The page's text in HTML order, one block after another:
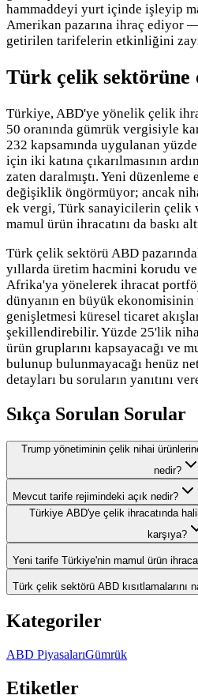
hammaddeyi yurt içinde işleyip
Amerikan pazarına ihraç ediyor
getirilen tarifelerin etkinliğini
Türk çelik sektörüne
Türkiye, ABD'ye yönelik çelik
50 oranında gümrük vergisiyle
232 kapsamında uygulanan
için iki katına çıkarılmasının
zaten daralmıştı. Yeni
değişiklik öngörmüyor; ancak
ek vergi, Türk sanayicilerin çelik
mamul ürün ihracatını da baskı
Türk çelik sektörü ABD
yıllarda üretim hacmini korudu
Afrika'ya yönelerek ihracat
dünyanın en büyük ekonomisinin
genişletmesi küresel ticaret
şekillendirebilir. Yüzde 25'lik
ürün gruplarını kapsayacağı ve
bulunup bulunmayacağı henüz
detayları bu soruların yanıtını
Sıkça Sorulan Sorular
Trump yönetiminin çelik nihai
nedir?
Mevcut tarife rejimindeki açık nedir?
Türkiye ABD'ye çelik ihracatında
karşıya?
Yeni tarife Türkiye'nin mamul ürün
Türk çelik sektörü ABD kısıtlamalarını
Kategoriler
ABD PiyasalarıGümrük
Etiketler